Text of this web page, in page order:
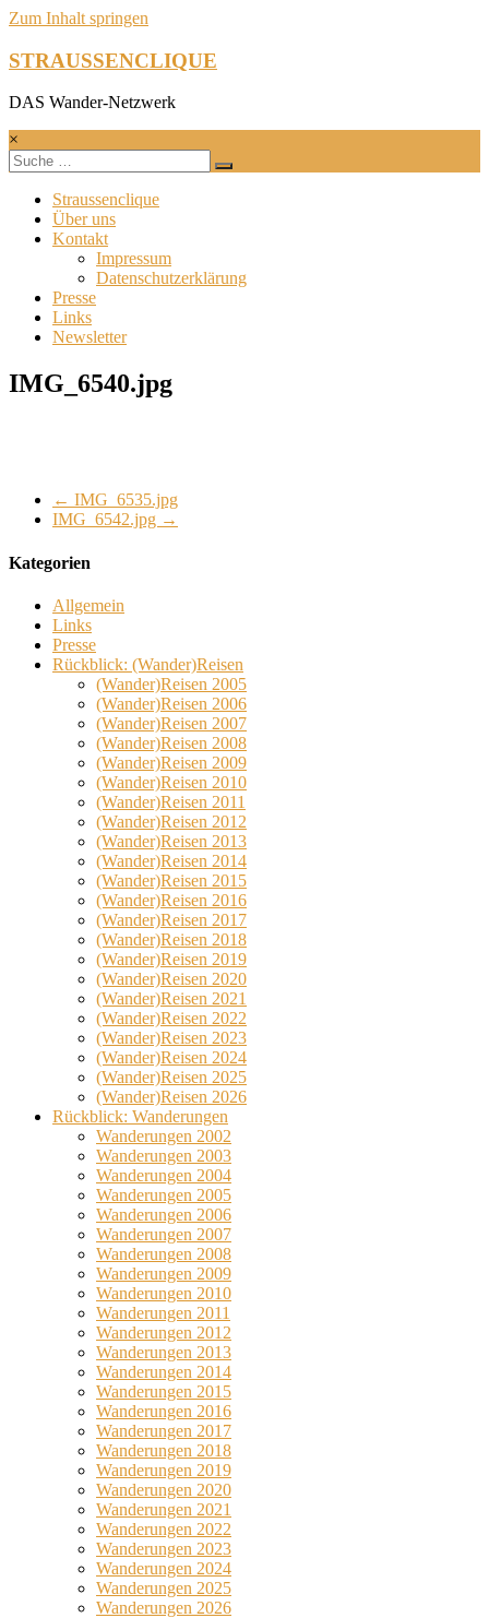
Zum Inhalt springen
STRAUSSENCLIQUE
DAS Wander-Netzwerk
×
Straussenclique
Über uns
Kontakt
Impressum
Datenschutzerklärung
Presse
Links
Newsletter
IMG_6540.jpg
← IMG_6535.jpg
IMG_6542.jpg →
Kategorien
Allgemein
Links
Presse
Rückblick: (Wander)Reisen
(Wander)Reisen 2005
(Wander)Reisen 2006
(Wander)Reisen 2007
(Wander)Reisen 2008
(Wander)Reisen 2009
(Wander)Reisen 2010
(Wander)Reisen 2011
(Wander)Reisen 2012
(Wander)Reisen 2013
(Wander)Reisen 2014
(Wander)Reisen 2015
(Wander)Reisen 2016
(Wander)Reisen 2017
(Wander)Reisen 2018
(Wander)Reisen 2019
(Wander)Reisen 2020
(Wander)Reisen 2021
(Wander)Reisen 2022
(Wander)Reisen 2023
(Wander)Reisen 2024
(Wander)Reisen 2025
(Wander)Reisen 2026
Rückblick: Wanderungen
Wanderungen 2002
Wanderungen 2003
Wanderungen 2004
Wanderungen 2005
Wanderungen 2006
Wanderungen 2007
Wanderungen 2008
Wanderungen 2009
Wanderungen 2010
Wanderungen 2011
Wanderungen 2012
Wanderungen 2013
Wanderungen 2014
Wanderungen 2015
Wanderungen 2016
Wanderungen 2017
Wanderungen 2018
Wanderungen 2019
Wanderungen 2020
Wanderungen 2021
Wanderungen 2022
Wanderungen 2023
Wanderungen 2024
Wanderungen 2025
Wanderungen 2026